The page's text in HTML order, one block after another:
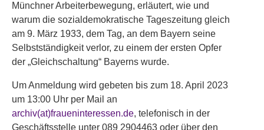
Münchner Arbeiterbewegung, erläutert, wie und
warum die sozialdemokratische Tageszeitung gleich
am 9. März 1933, dem Tag, an dem Bayern seine
Selbstständigkeit verlor, zu einem der ersten Opfer
der „Gleichschaltung“ Bayerns wurde.
Um Anmeldung wird gebeten bis zum 18. April 2023
um 13:00 Uhr per Mail an
archiv(at)fraueninteressen.de, telefonisch in der
Geschäftsstelle unter 089 2904463 oder über den